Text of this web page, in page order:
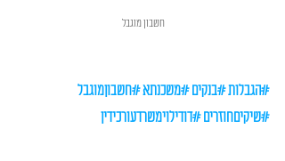
חשבון מוגבל
#הגבלות#בנקים #משכנתא#חשבוןמוגבל
#שיקיםחוזרים #דודילוימשרדעורכידין